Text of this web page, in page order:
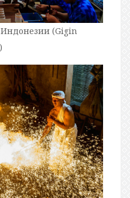
Индонезии (Gigin